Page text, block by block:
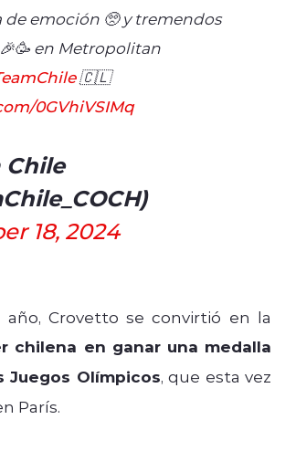
de emoción 🥺 y tremendos
en Metropolitan
🇨🇱
0GVhiVSIMq
18, 2024
Crovetto se convirtió en la
chilena en ganar una medalla
Juegos Olímpicos, que esta vez
París.